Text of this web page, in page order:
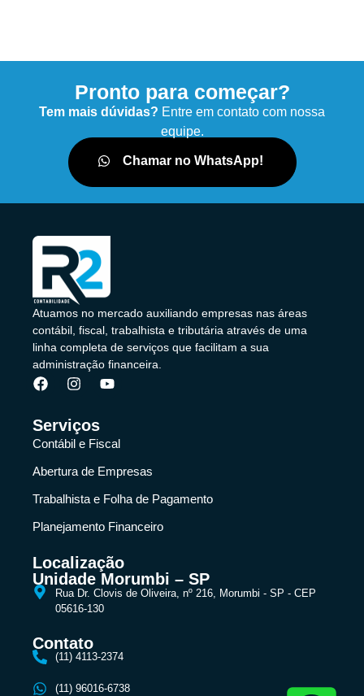
Pronto para começar?
Tem mais dúvidas? Entre em contato com nossa
equipe.
Chamar no WhatsApp!
Atuamos no mercado auxiliando empresas nas áreas
contábil, fiscal, trabalhista e tributária através de uma
linha completa de serviços que facilitam a sua
administração financeira.
Serviços
Contábil e Fiscal
Abertura de Empresas
Trabalhista e Folha de Pagamento
Planejamento Financeiro
Localização
Unidade Morumbi – SP
Rua Dr. Clovis de Oliveira, nº 216, Morumbi - SP - CEP
05616-130
Contato
(11) 4113-2374
(11) 96016-6738